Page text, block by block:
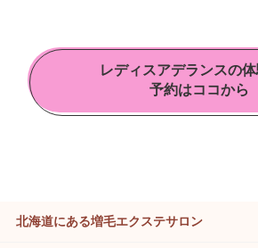
レディスアデランスの
予約はココから
北海道にある増毛エクステサロン